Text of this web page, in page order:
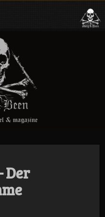
–
&
Der